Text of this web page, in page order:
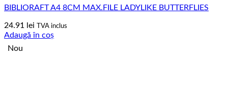
BIBLIORAFT A4 8CM MAX.FILE LADYLIKE BUTTERFLIES
24.91 lei TVA inclus
Adaugă în coș
Nou